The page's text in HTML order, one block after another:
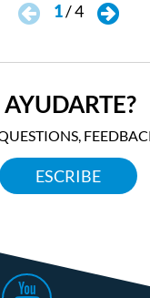
1/4
ESCRIBE